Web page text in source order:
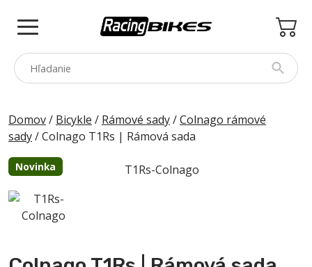
PINARELLO
SPEZZOTTO
PRINCETON
Domov/ Bicykle / Rámové sady/Colnago rámové
sady/ Colnago T1Rs | Rámová sada
Novinka